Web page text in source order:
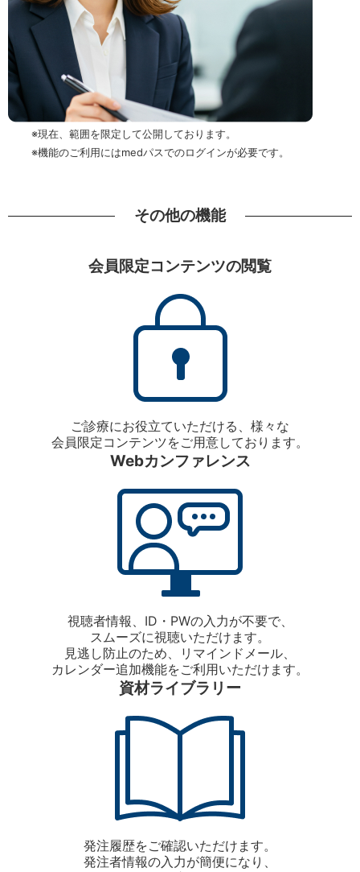
※現在、範囲を限定して公開しております。
※機能のご利用にはmedパスでのログインが必要です。
その他の機能
会員限定コンテンツの閲覧
ご診療にお役立ていただける、様々な
会員限定コンテンツをご用意しております。
Webカンファレンス
視聴者情報、ID・PWの入力が不要で、
スムーズに視聴いただけます。
見逃し防止のため、リマインドメール、
カレンダー追加機能をご利用いただけます。
資材ライブラリー
発注履歴をご確認いただけます。
発注者情報の入力が簡便になり、